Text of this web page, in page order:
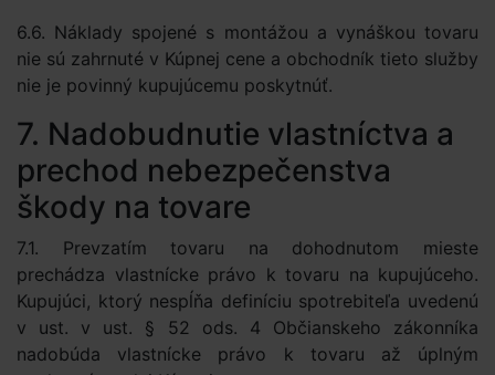
6.6. Náklady spojené s montážou a vynáškou tovaru
nie sú zahrnuté v Kúpnej cene a obchodník tieto služby
nie je povinný kupujúcemu poskytnúť.
7. Nadobudnutie vlastníctva a
prechod nebezpečenstva
škody na tovare
7.1. Prevzatím tovaru na dohodnutom mieste
prechádza vlastnícke právo k tovaru na kupujúceho.
Kupujúci, ktorý nespĺňa definíciu spotrebiteľa uvedenú
v ust. v ust. § 52 ods. 4 Občianskeho zákonníka
nadobúda vlastnícke právo k tovaru až úplným